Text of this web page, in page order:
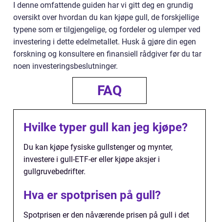
I denne omfattende guiden har vi gitt deg en grundig
oversikt over hvordan du kan kjøpe gull, de forskjellige
typene som er tilgjengelige, og fordeler og ulemper ved
investering i dette edelmetallet. Husk å gjøre din egen
forskning og konsultere en finansiell rådgiver før du tar
noen investeringsbeslutninger.
FAQ
Hvilke typer gull kan jeg kjøpe?
Du kan kjøpe fysiske gullstenger og mynter,
investere i gull-ETF-er eller kjøpe aksjer i
gullgruvebedrifter.
Hva er spotprisen på gull?
Spotprisen er den nåværende prisen på gull i det